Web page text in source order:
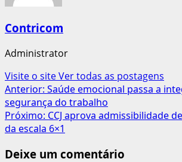
Contricom
Administrator
Visite o siteVer todas as postagens
Navegação
de
artigos
Anterior: Saúde emocional passa a
segurança do trabalho
Próximo: CCJ aprova admissibilidade
da escala 6×1
Deixe um comentário